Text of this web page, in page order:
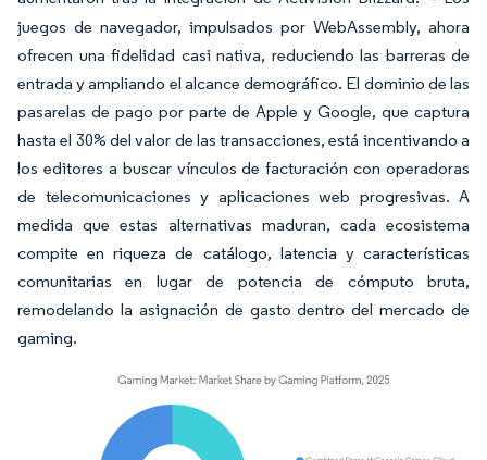
juegos de navegador, impulsados por WebAssembly, ahora
ofrecen una fidelidad casi nativa, reduciendo las barreras de
entrada y ampliando el alcance demográfico. El dominio de las
pasarelas de pago por parte de Apple y Google, que captura
hasta el 30% del valor de las transacciones, está incentivando a
los editores a buscar vínculos de facturación con operadoras
de telecomunicaciones y aplicaciones web progresivas. A
medida que estas alternativas maduran, cada ecosistema
compite en riqueza de catálogo, latencia y características
comunitarias en lugar de potencia de cómputo bruta,
remodelando la asignación de gasto dentro del mercado de
gaming.